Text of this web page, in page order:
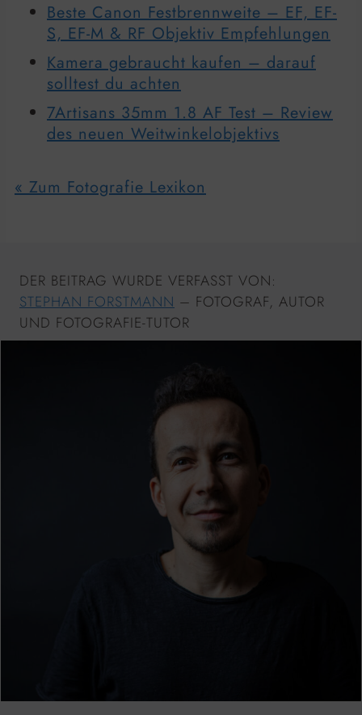
Beste Canon Festbrennweite – EF, EF-
S, EF-M & RF Objektiv Empfehlungen
Kamera gebraucht kaufen – darauf
solltest du achten
7Artisans 35mm 1.8 AF Test – Review
des neuen Weitwinkelobjektivs
« Zum Fotografie Lexikon
DER BEITRAG WURDE VERFASST VON:
STEPHAN FORSTMANN – FOTOGRAF, AUTOR
UND FOTOGRAFIE-TUTOR